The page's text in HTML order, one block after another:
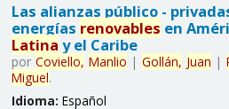
Las alianzas público -
energías renovables en
Latina y el Caribe
por Coviello, Manlio | Gollán, Juan |
Miguel.
Idioma: Español